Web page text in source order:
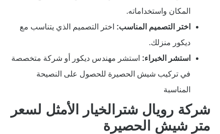
المكان واستخداماته.
اختر التصميم المناسب: اختر التصميم الذي يتناسب مع
ديكور منزلك.
استشر الخبراء: استشر مهندس ديكور أو شركة متخصصة
في تركيب شيش الحصيرة للحصول على النصيحة
المناسبة
شركة رويال شترالخيار الأمثل لسعر
متر شيش الحصيرة